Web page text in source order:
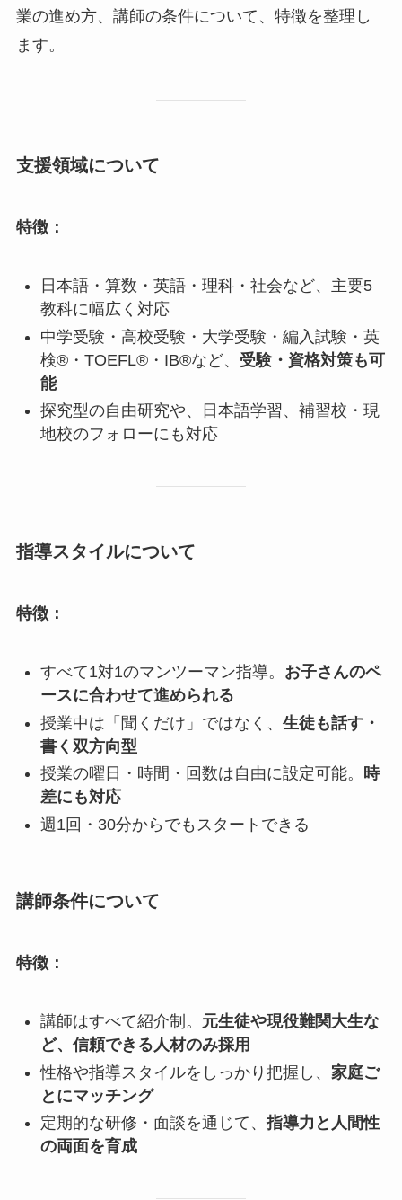
業の進め方、講師の条件について、特徴を整理し
ます。
支援領域について
特徴：
日本語・算数・英語・理科・社会など、主要5
教科に幅広く対応
中学受験・高校受験・大学受験・編入試験・英
検®・TOEFL®・IB®など、 受験・資格対策も可
能
探究型の自由研究や、日本語学習、補習校・現
地校のフォローにも対応
指導スタイルについて
特徴：
すべて1対1のマンツーマン指導。 お子さんのペ
ースに合わせて進められる
授業中は「聞くだけ」ではなく、 生徒も話す・
書く双方向型
授業の曜日・時間・回数は自由に設定可能。 時
差にも対応
週1回・30分からでもスタートできる
講師条件について
特徴：
講師はすべて紹介制。 元生徒や現役難関大生な
ど、信頼できる人材のみ採用
性格や指導スタイルをしっかり把握し、 家庭ご
とにマッチング
定期的な研修・面談を通じて、 指導力と人間性
の両面を育成